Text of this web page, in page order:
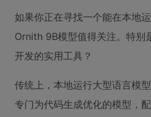
如果你正在寻找一个能在本地
Ornith 9B模型值得关注。特别
开发的实用工具？
传统上，本地运行大型语言模
专门为代码生成优化的模型，